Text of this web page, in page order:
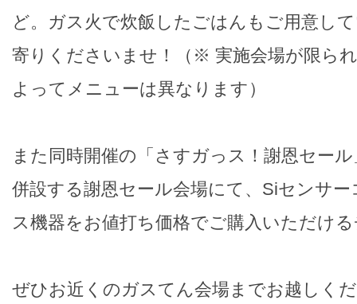
ど。ガス火で炊飯したごはんもご用意し
寄りくださいませ！（※ 実施会場が限ら
よってメニューは異なります）
また同時開催の「さすガっス！謝恩セー
併設する謝恩セール会場にて、Siセンサ
ス機器をお値打ち価格でご購入いただけ
ぜひお近くのガスてん会場までお越しく